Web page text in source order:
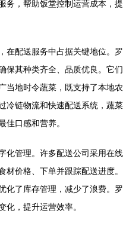
务，帮助饭堂控制运营成本，提
在配送服务中占据关键地位。罗
保其种类齐全、品质优良。它们
当地时令蔬菜，既支持了本地农
冷链物流和快速配送系统，蔬菜
佳口感和营养。
化管理。许多配送公司采用在线
价格、下单并跟踪配送进度。
化了库存管理，减少了浪费。罗
化，提升运营效率。